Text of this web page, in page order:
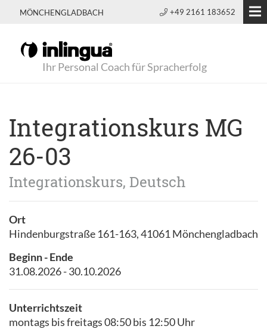
MÖNCHENGLADBACH +49 2161 183652
Ihr Personal Coach für Spracherfolg
Integrationskurs MG
26-03
Integrationskurs, Deutsch
Ort
Hindenburgstraße 161-163, 41061 Mönchengladbach
Beginn - Ende
31.08.2026 - 30.10.2026
Unterrichtszeit
montags bis freitags 08:50 bis 12:50 Uhr